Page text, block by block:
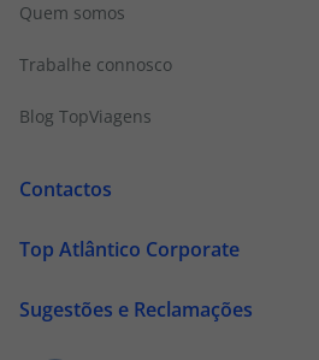
Quem somos
Trabalhe connosco
Blog TopViagens
Contactos
Top Atlântico Corporate
Sugestões e Reclamações